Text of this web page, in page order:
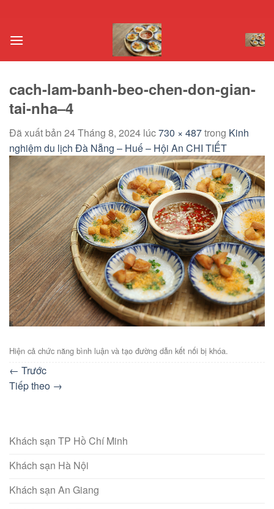
nội
cach-lam-banh-beo-chen-don-gian-
tai-nha–4
Đã xuất bản 24 Tháng 8, 2024 lúc730 × 487trong Kinh
nghiệm du lịch Đà Nẵng – Huế – Hội An CHI TIẾT
Hiện cả chức năng bình luận và tạo đường dẫn kết nối bị khóa.
← Trước
Tiếp theo →
Khách sạn TP Hồ Chí Minh
Khách sạn Hà Nội
Khách sạn An Giang